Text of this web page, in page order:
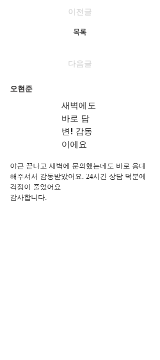
이전글
목록
다음글
오현준
새벽에도
바로 답
변! 감동
이에요
야근 끝나고 새벽에 문의했는데도 바로 응대
해주셔서 감동받았어요. 24시간 상담 덕분에
걱정이 줄었어요.
감사합니다.